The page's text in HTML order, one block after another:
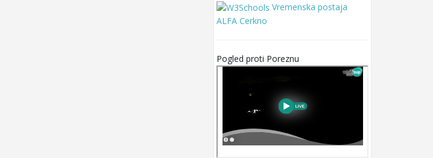
Vremenska postaja
ALFA Cerkno
Pogled proti Poreznu